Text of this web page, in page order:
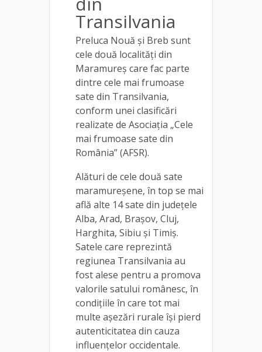
Transilvania
Preluca Nouă și Breb sunt
cele două localități din
Maramureș care fac parte
dintre cele mai frumoase
sate din Transilvania,
conform unei clasificări
realizate de Asociația „Cele
mai frumoase sate din
România” (AFSR).
Alături de cele două sate
maramureșene, în top se mai
află alte 14 sate din județele
Alba, Arad, Brașov, Cluj,
Harghita, Sibiu și Timiș.
Satele care reprezintă
regiunea Transilvania au
fost alese pentru a promova
valorile satului românesc, în
condițiile în care tot mai
multe așezări rurale își pierd
autenticitatea din cauza
influențelor occidentale.